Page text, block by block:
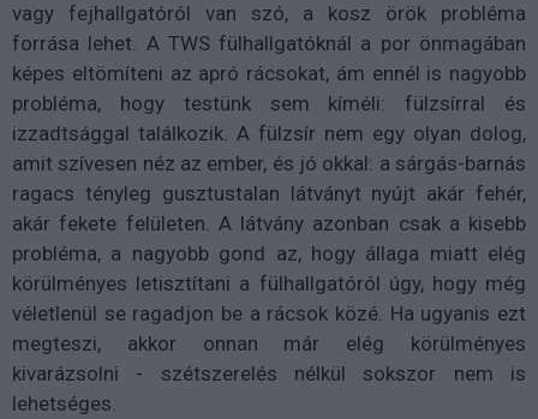
vagy fejhallgatóról van szó, a kosz örök probléma
forrása lehet. A TWS fülhallgatóknál a por önmagában
képes eltömíteni az apró rácsokat, ám ennél is nagyobb
probléma, hogy testünk sem kíméli: fülzsírral és
izzadtsággal találkozik. A fülzsír nem egy olyan dolog,
amit szívesen néz az ember, és jó okkal: a sárgás-barnás
ragacs tényleg gusztustalan látványt nyújt akár fehér,
akár fekete felületen. A látvány azonban csak a kisebb
probléma, a nagyobb gond az, hogy állaga miatt elég
körülményes letisztítani a fülhallgatóról úgy, hogy még
véletlenül se ragadjon be a rácsok közé. Ha ugyanis ezt
megteszi, akkor onnan már elég körülményes
kivarázsolni - szétszerelés nélkül sokszor nem is
lehetséges.